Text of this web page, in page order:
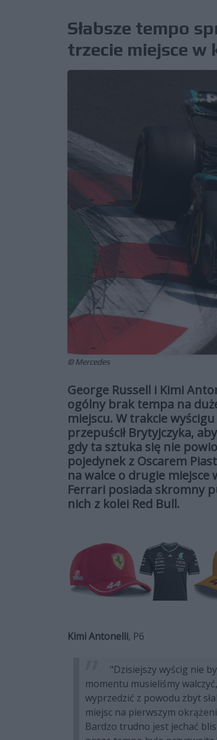
Słabsze tempo
trzecie miejsce
© Mercedes
George Russell i Kimi
ogólny brak tempa na
miejscu. W trakcie
przepuścił Brytyjczyka,
gdy ta sztuka się nie
pojedynek z Oscarem
na walce o drugie
Ferrari posiada skromny
nich z kolei Red Bull.
Kimi Antonelli, P6
"Dzisiejszy wyścig nie
momentu musieliśmy
wyprzedzić z powodu zbyt
miejsc na pierwszym
Bardzo trudno jest jechać